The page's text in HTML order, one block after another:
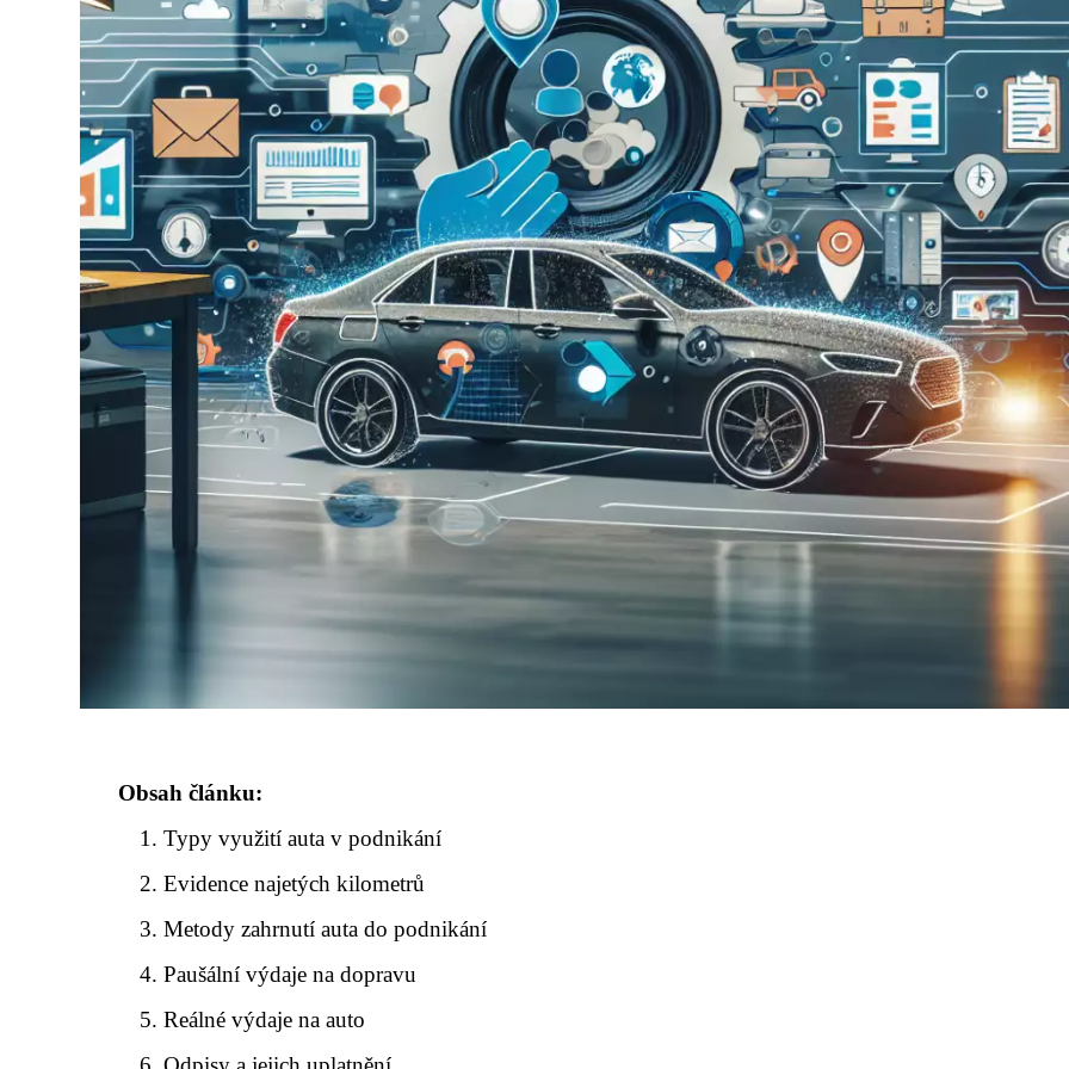
Obsah článku:
Typy využití auta v podnikání
Evidence najetých kilometrů
Metody zahrnutí auta do podnikání
Paušální výdaje na dopravu
Reálné výdaje na auto